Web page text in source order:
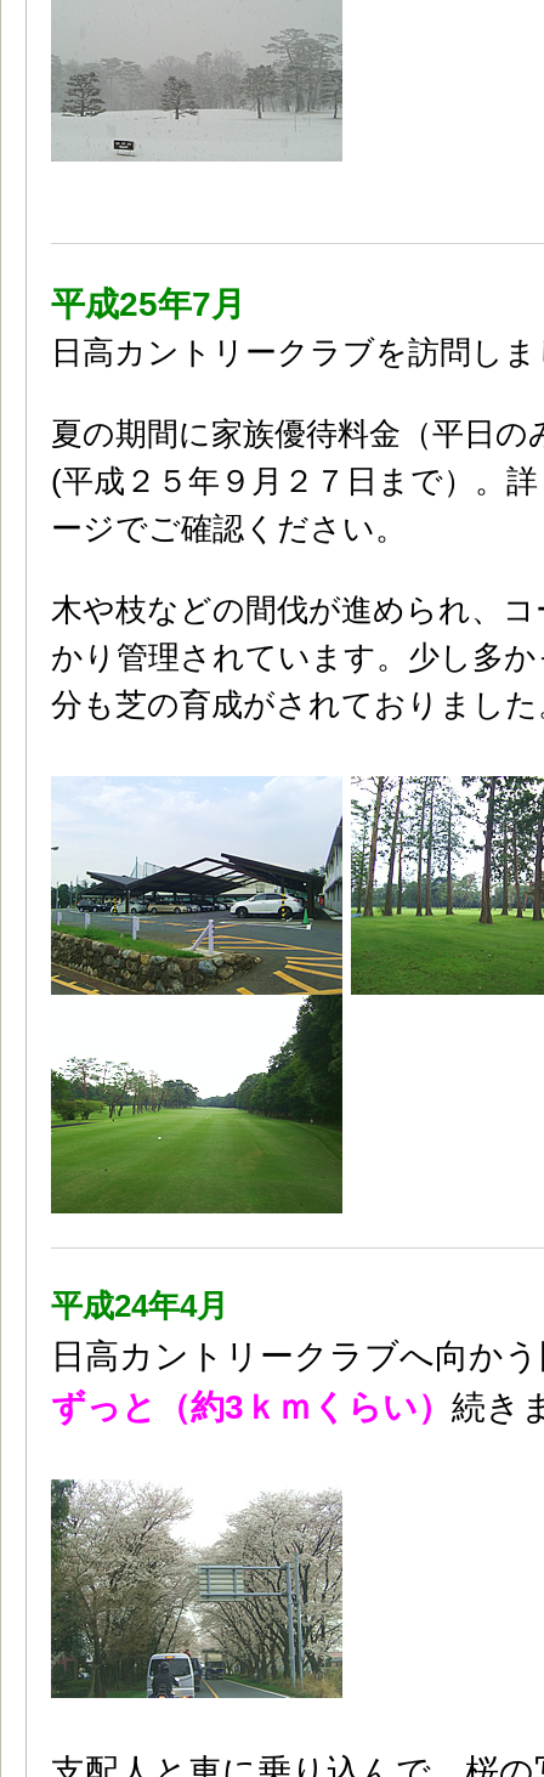
平成25年7月
日高カントリークラブを訪問し
夏の期間に家族優待料金（平日
(平成２５年９月２７日まで）。
ージでご確認ください。
木や枝などの間伐が進められ、
かり管理されています。少し多
分も芝の育成がされておりまし
平成24年4月
日高カントリークラブへ向か
ずっと（約3ｋｍくらい） 続き